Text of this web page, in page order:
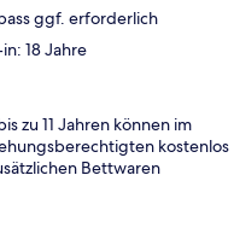
ggf. erforderlich
18 Jahre
zu 11 Jahren können im
kostenlos
Bettwaren